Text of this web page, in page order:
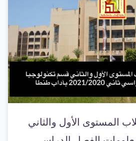
المستوى الأول والثاني